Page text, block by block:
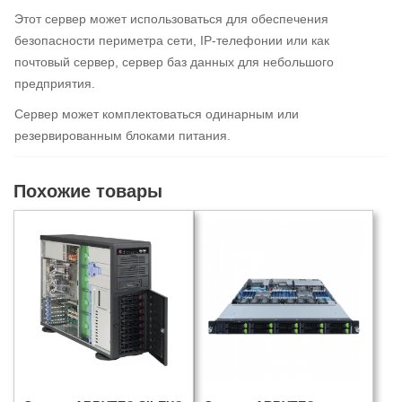
Этот сервер может использоваться для обеспечения
безопасности периметра сети, IP-телефонии или как
почтовый сервер, сервер баз данных для небольшого
предприятия.
Сервер может комплектоваться одинарным или
резервированным блоками питания.
Похожие товары